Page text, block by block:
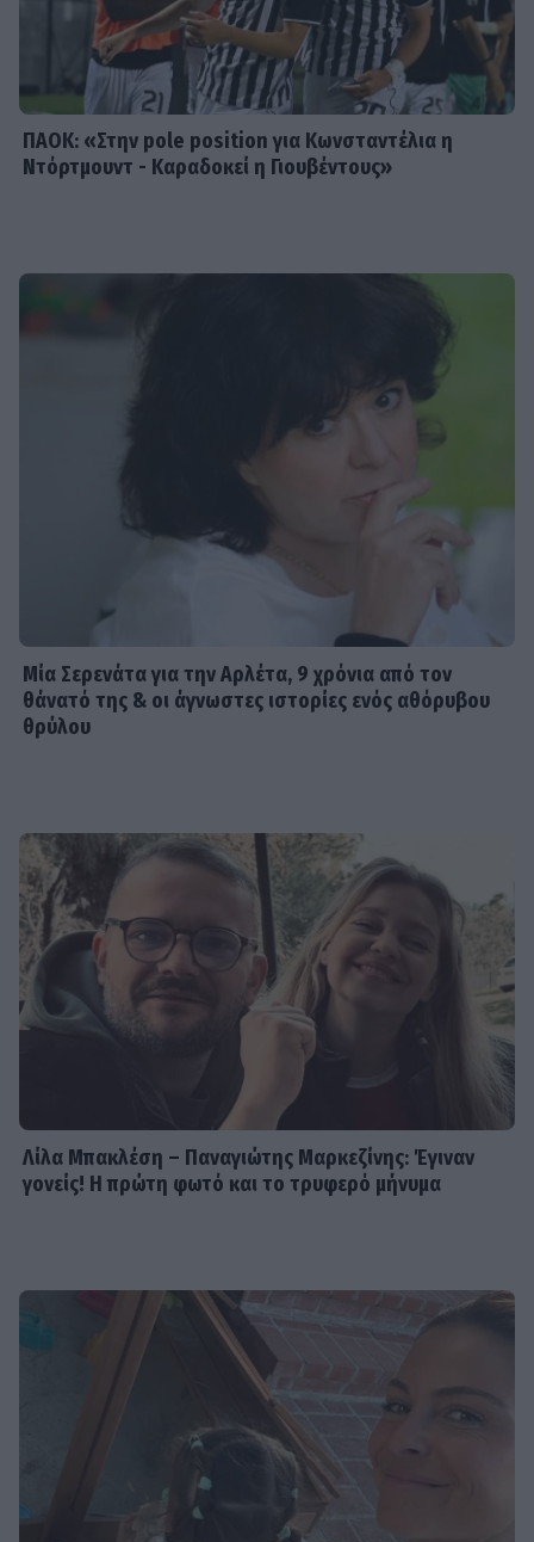
που κατέκτησε τα πλατό, τα
καλλιστεία και τις καρδιές μας
ΠΑΟΚ: «Στην pole position για Κωνσταντέλια η
Ντόρτμουντ - Καραδοκεί η Γιουβέντους»
Μία Σερενάτα για την Αρλέτα, 9 χρόνια από τον
θάνατό της & οι άγνωστες ιστορίες ενός αθόρυβου
θρύλου
Λίλα Μπακλέση – Παναγιώτης Μαρκεζίνης: Έγιναν
γονείς! Η πρώτη φωτό και το τρυφερό μήνυμα